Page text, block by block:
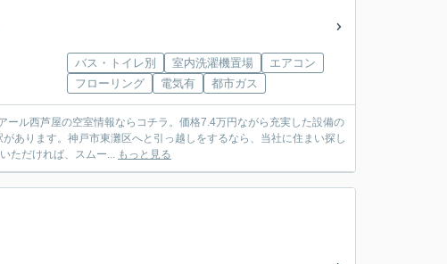
バス・トイレ別 室内洗濯機置場
エアコン
フローリング
電気有 都市ガス
ル西芦屋の空室情報ならコチラ。価格7.4万円ながら充実した設備の
あります。神戸市東灘区へと引っ越しをするなら、当社に住まい探し
ただければ、スムー... もっと見る